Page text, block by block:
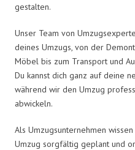
gestalten.
Unser Team von
deines Umzugs, von der
Möbel bis zum Transport und
Du kannst dich ganz auf deine
während wir den Umzug
abwickeln.
Als Umzugsunternehmen
Umzug sorgfältig geplant und